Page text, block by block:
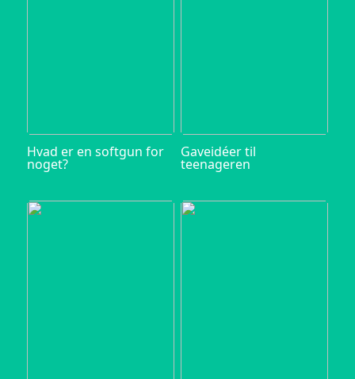
Hvad er en softgun for
noget?
Gaveidéer til
teenageren